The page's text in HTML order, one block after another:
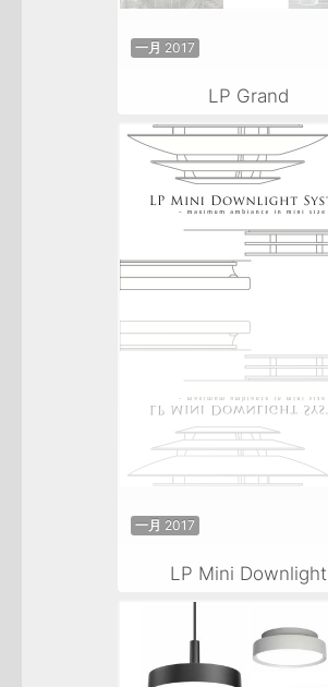
一月 2017
LP Grand
一月 2017
LP Mini Downlight